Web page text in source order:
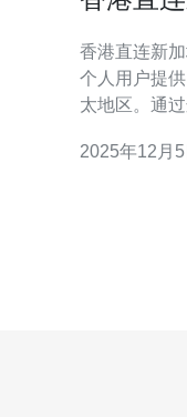
香港直连新
个人用户提
太地区。通
香港直连新
2025年12月5